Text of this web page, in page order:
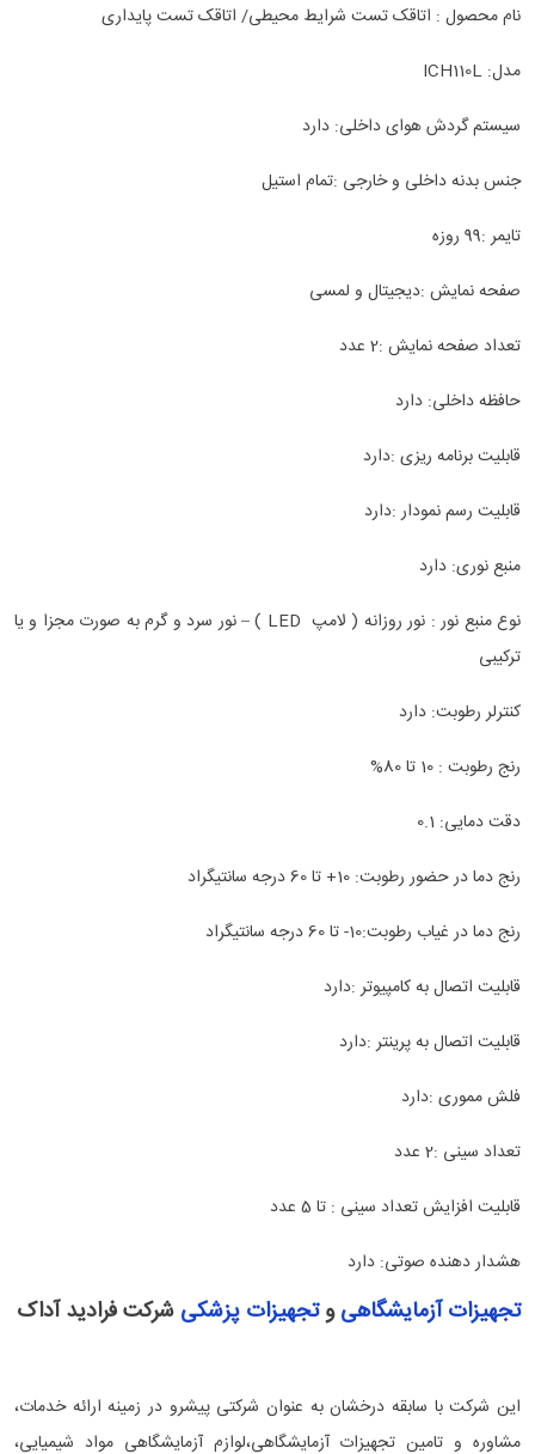
نام محصول : اتاقک تست شرایط محیطی/ اتاقک تست پایداری
مدلICH110L :
سیستم گردش هوای داخلی: دارد
جنس بدنه داخلی و خارجی :تمام استیل
تایمر :99 روزه
صفحه نمایش :دیجیتال و لمسی
تعداد صفحه نمایش :2 عدد
حافظه داخلی: دارد
قابلیت برنامه ریزی :دارد
قابلیت رسم نمودار :دارد
منبع نوری: دارد
نوع منبع نور : نور روزانه ( لامپ LED ) – نور سرد و گرم به صورت مجزا و یا
ترکیبی
کنترلر رطوبت: دارد
رنج رطوبت : 10 تا 80%
دقت دمایی: 0.1
رنج دما در حضور رطوبت: 10+ تا 60 درجه سانتیگراد
رنج دما در غیاب رطوبت:10- تا 60 درجه سانتیگراد
قابلیت اتصال به کامپیوتر :دارد
قابلیت اتصال به پرینتر :دارد
فلش مموری :دارد
تعداد سینی :2 عدد
قابلیت افزایش تعداد سینی : تا 5 عدد
هشدار دهنده صوتی: دارد
تجهیزات آزمایشگاهیوتجهیزات پزشکی شرکتفرادید آداک
این شرکت با سابقه درخشان به عنوان شرکتی پیشرو در زمینه ارائه خدمات،
مشاوره و تامین تجهیزات آزمایشگاهی،لوازم آزمایشگاهی مواد شیمیایی،